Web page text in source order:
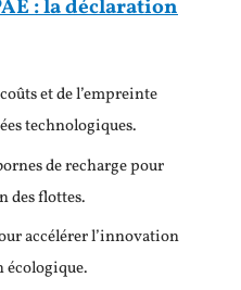
: la déclaration
et de l’empreinte
technologiques.
de recharge pour
des flottes.
accélérer l’innovation